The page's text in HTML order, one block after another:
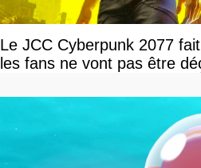
Le JCC Cyberpunk 2077
les fans ne vont pas être